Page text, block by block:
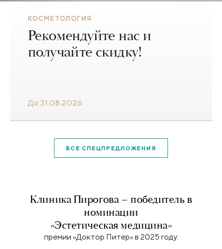
КОСМЕТОЛОГИЯ
Рекомендуйте нас и
получайте скидку!
До 31.08.2026
ВСЕ СПЕЦПРЕДЛОЖЕНИЯ
Клиника Пирогова – победитель в
номинации
«Эстетическая медицина»
премии «Доктор Питер» в 2025 году.